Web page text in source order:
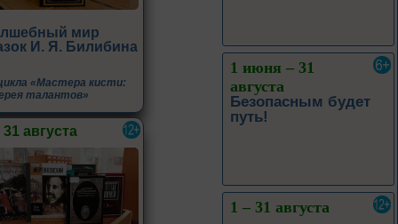
мир
И. Я. Билибина
«Мастера кисти:
талантов»
31 августа
1 июня – 31
августа
Безопасным будет
путь!
1 – 31 августа